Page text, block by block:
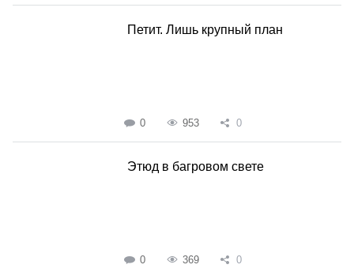
Петит. Лишь крупный план
0 953 0
Этюд в багровом свете
0 369 0